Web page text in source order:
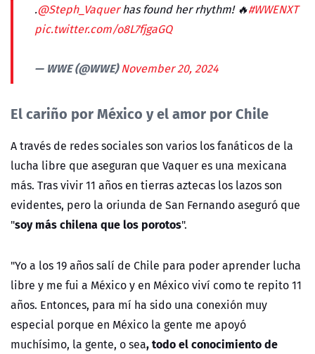
.@Steph_Vaquerhas found her rhythm! 🔥#WWENXT
pic.twitter.com/o8L7fjgaGQ
— WWE (@WWE)November 20, 2024
El cariño por México y el amor por Chile
A través de redes sociales son varios los fanáticos de la
lucha libre que aseguran que Vaquer es una mexicana
más. Tras vivir 11 años en tierras aztecas los lazos son
evidentes, pero la oriunda de San Fernando aseguró que
"soy más chilena que los porotos".
"Yo a los 19 años salí de Chile para poder aprender lucha
libre y me fui a México y en México viví como te repito 11
años. Entonces, para mí ha sido una conexión muy
especial porque en México la gente me apoyó
muchísimo, la gente, o sea, todo el conocimiento de